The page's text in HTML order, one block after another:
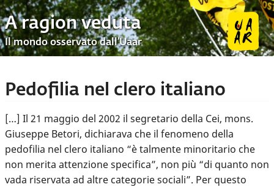
A ragion veduta
Il mondo osservato dall’Uaar
Pedofilia nel clero italiano
[…] Il 21 maggio del 2002 il segretario della Cei, mons.
Giuseppe Betori, dichiarava che il fenomeno della
pedofilia nel clero italiano “è talmente minoritario che
non merita attenzione specifica”, non più “di quanto non
vada riservata ad altre categorie sociali”. Per questo